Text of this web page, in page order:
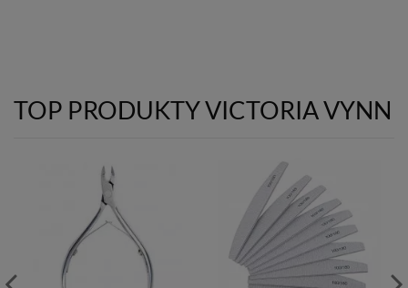
TOP PRODUKTY VICTORIA VYNN